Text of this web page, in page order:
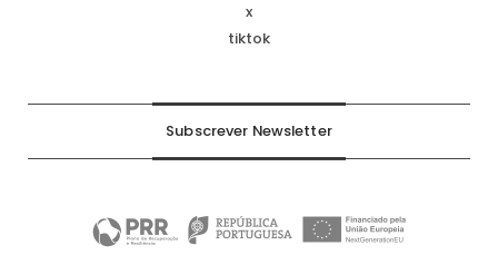
x
tiktok
Subscrever Newsletter